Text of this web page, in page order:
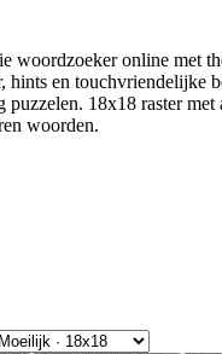
woordzoeker online met
hints en touchvriendelijke
puzzelen. 18x18 raster
woorden.